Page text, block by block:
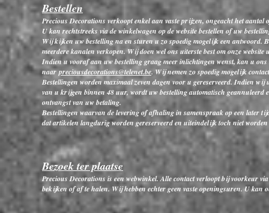
Bestellen
Precious Decorations verkoopt enkel aan vaste prijzen, ongeacht het
U kan rechtstreeks via de winkelwagen op de website bestellen of uw
Wij kijken uw bestelling na en sturen u zo spoedig mogelijk een antwoord.
meerdere kanalen verkopen. Wij doen wel ons uiterste best om onze website
Indien u vooraf aan uw bestelling graag meer inlichtingen wenst, kan u
naarpreciousdecorations@telenet.be. Wij nemen zo spoedig mogelijk
Bestellingen worden maximaal zeven dagen voor u gereserveerd. Indien
van u krijgen binnen 48 uur, wordt uw bestelling automatisch geannuleerd
ontvangst van uw betaling.
Bestellingen waarvan de levering of afhaling in samenspraak op een later
dat artikelen langdurig worden gereserveerd en uiteindelijk toch niet
Bezoek ter plaatse
Precious Decorations is een webwinkel. Alle contact verloopt bij voorkeur
bekijken of af te halen. Wij hebben echter geen vaste openingsuren. U kan